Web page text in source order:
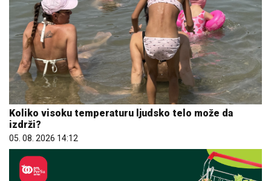
Koliko visoku temperaturu ljudsko telo može da
izdrži?
05. 08. 2026 14:12